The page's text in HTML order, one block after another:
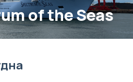
of the Seas